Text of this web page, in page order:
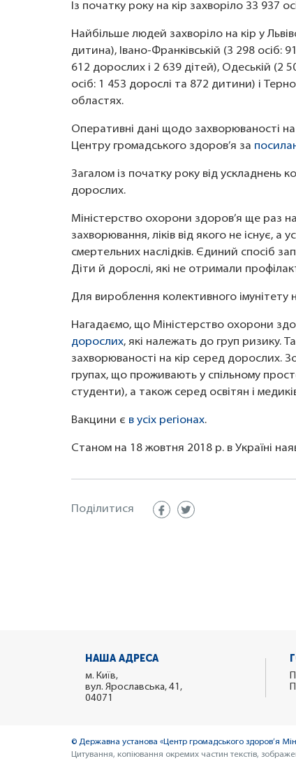
Із початку року на кір захворіло 33 937
Найбільше людей захворіло на кір у
дитина), Івано-Франківській (3 298 осіб:
612 дорослих і 2 639 дітей), Одеській (2
осіб: 1 453 дорослі та 872 дитини) і
областях.
Оперативні дані щодо захворюваності на
Центру громадського здоров’я за
Загалом із початку року від ускладнень
дорослих.
Міністерство охорони здоров’я ще раз
захворювання, ліків від якого не існує,
смертельних наслідків. Єдиний спосіб
Діти й дорослі, які не отримали
Для вироблення колективного імунітету
Нагадаємо, що Міністерство охорони
дорослих, які належать до груп ризику.
захворюваності на кір серед дорослих.
групах, що проживають у спільному
студенти), а також серед освітян і
Вакцини є в усіх регіонах.
Станом на 18 жовтня 2018 р. в Україні
Поділитися
НАША АДРЕСА
м. Київ,
вул. Ярославська, 41,
04071
© Державна установа «Центр громадського здоров’я
Цитування, копіювання окремих частин текстів,